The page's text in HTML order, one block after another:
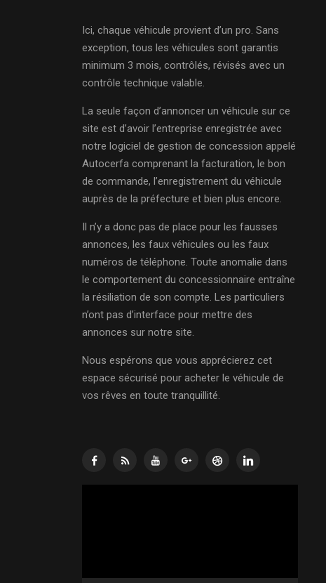
Ici, chaque véhicule provient d’un pro. Sans
exception, tous les véhicules sont garantis
minimum 3 mois, contrôlés, révisés avec un
contrôle technique valable.
La seule façon d’annoncer un véhicule sur ce
site est d’avoir l’entreprise enregistrée avec
notre logiciel de gestion de concession appelé
Autocerfa comprenant la facturation, le bon
de commande, l’enregistrement du véhicule
auprès de la préfecture et bien plus encore.
Il n’y a donc pas de place pour les fausses
annonces, les faux véhicules ou les faux
numéros de téléphone. Toute anomalie dans
le comportement du concessionnaire entraîne
la résiliation de son compte. Les particuliers
n’ont pas d’interface pour mettre des
annonces sur notre site.
Nous espérons que vous apprécierez cet
espace sécurisé pour acheter le véhicule de
vos rêves en toute tranquillité.